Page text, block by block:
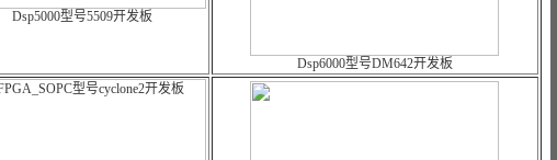
Dsp5000型号5509开发板
Dsp6000型号DM642开发板